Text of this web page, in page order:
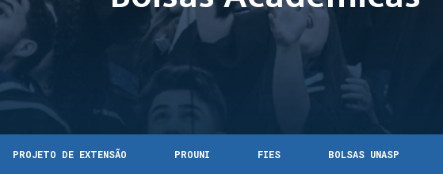
PROJETO DE EXTENSÃO PROUNI FIES BOLSAS UNASP